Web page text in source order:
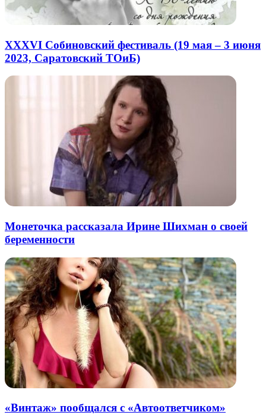
XXXVI Собиновский фестиваль (19 мая – 3 июня
2023, Саратовский ТОиБ)
Монеточка рассказала Ирине Шихман о своей
беременности
«Винтаж» пообщался с «Автоответчиком»